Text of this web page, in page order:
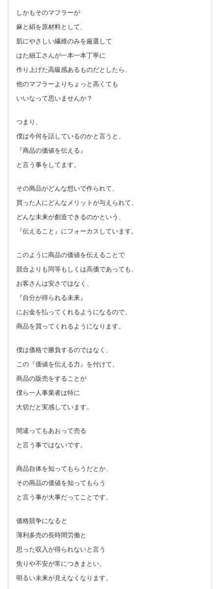
しかもそのマフラーが
麻と絹を原材料として、
肌にやさしい繊維のみを厳選して
はた細工さんが一本一本丁寧に
作り上げた高級感あるものだとしたら、
他のマフラーよりちょっと高くても
いいなって思いませんか？
つまり、
僕は今何を話しているのかと言うと、
『商品の価値を伝える』
と言う事をしてます。
その商品がどんな想いで作られて、
買った人にどんなメリットが与えられて、
どんな未来が創造できるのかという、
『伝えること』にフォーカスしています。
このように商品の価値を伝えることで
競合よりも同等もしくは高価であっても、
お客さんは安さではなく、
『自分が得られる未来』
にお金を払ってくれるようになるので、
商品を買ってくれるようになります。
僕は価格で勝負するのではなく、
この『価値を伝える力』を付けて、
商品の販売をすることが
僕ら一人事業者は特に
大切だと実感しています。
間違ってもあおって売る
と言う事ではないです。
商品自体を知ってもらうだとか、
その商品の価値を知ってもらう
と言う事が大事だってことです。
価格競争になると
薄利多売の長時間労働と
思った収入が得られないと言う
焦りや不安が常につきまとい、
明るい未来が見えなくなります。